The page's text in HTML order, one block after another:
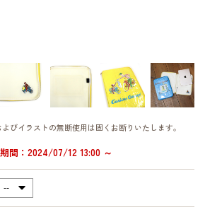
びイラストの無断使用は固くお断りいたします。
間：2024/07/12 13:00 ～